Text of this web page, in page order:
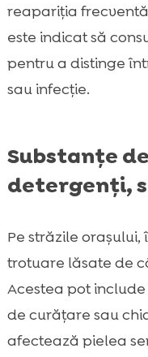
reapariția
este indicat să
pentru a distinge
sau infecție.
Substanțe
detergenți,
Pe străzile
trotuare lăsate de
Acestea pot
de curățare sau
afectează pielea